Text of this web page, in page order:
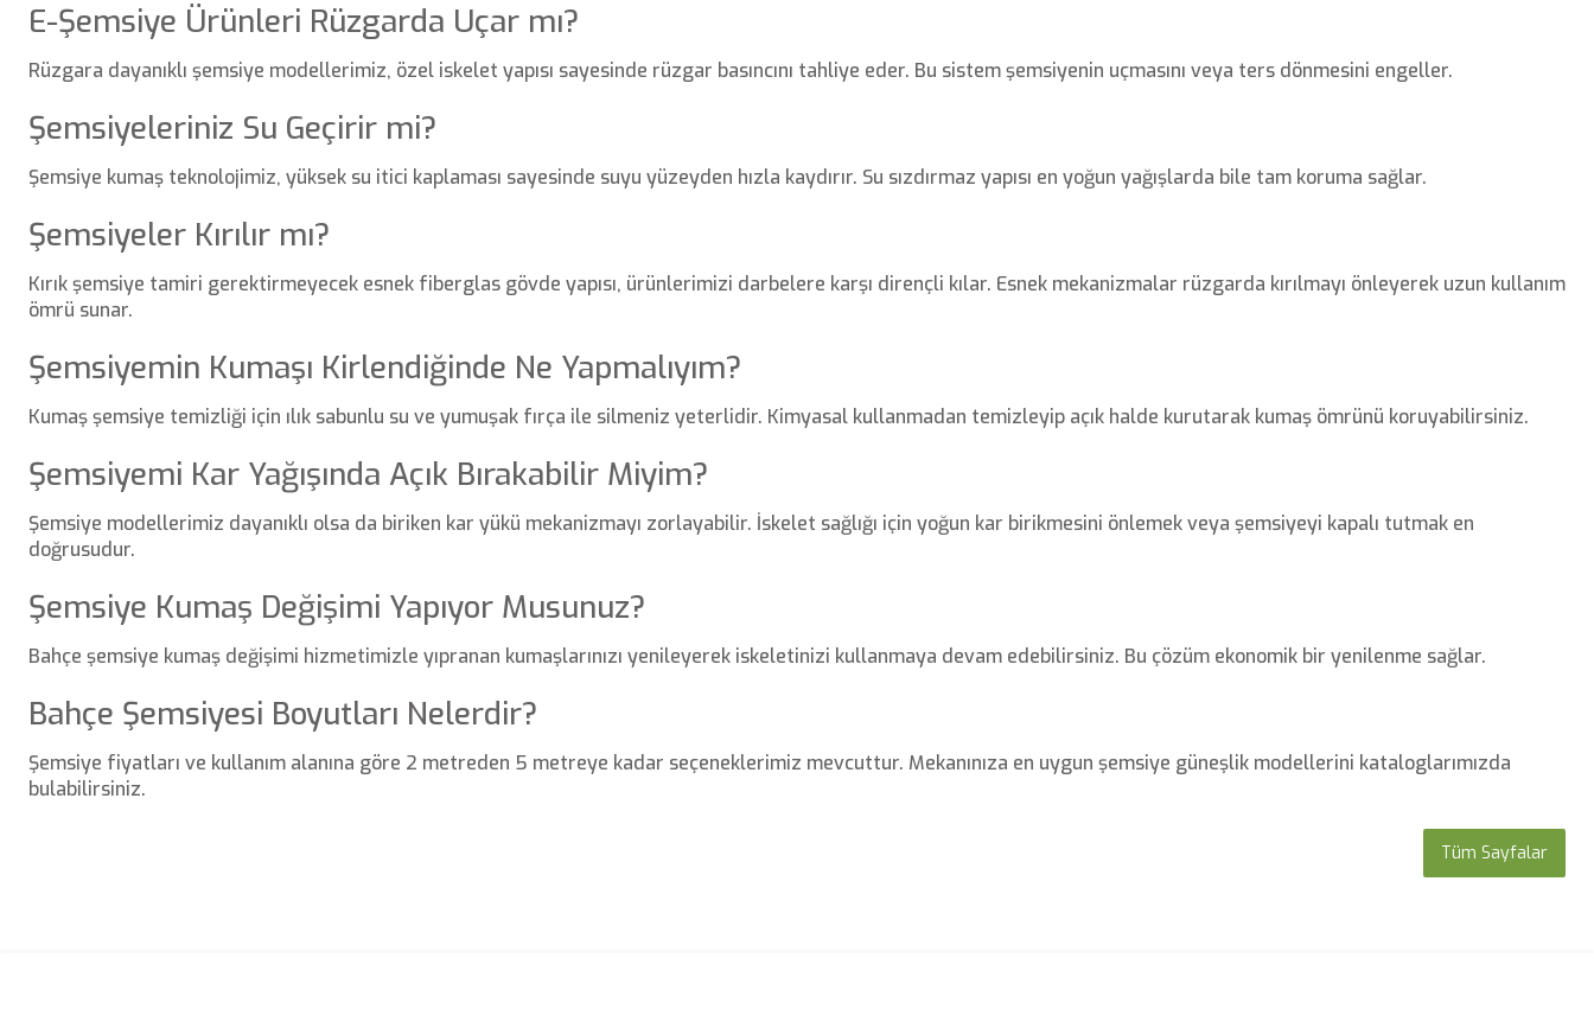
E-Şemsiye Ürünleri Rüzgarda Uçar mı?
Rüzgara dayanıklı şemsiye modellerimiz, özel iskelet yapısı sayesinde rüzgar basıncını tahliye eder. Bu sistem şemsiyenin uçmasını veya ters dönmesini engeller.
Şemsiyeleriniz Su Geçirir mi?
Şemsiye kumaş teknolojimiz, yüksek su itici kaplaması sayesinde suyu yüzeyden hızla kaydırır. Su sızdırmaz yapısı en yoğun yağışlarda bile tam koruma sağlar.
Şemsiyeler Kırılır mı?
Kırık şemsiye tamiri gerektirmeyecek esnek fiberglas gövde yapısı, ürünlerimizi darbelere karşı dirençli kılar. Esnek mekanizmalar rüzgarda kırılmayı önleyerek uzun kullanım
ömrü sunar.
Şemsiyemin Kumaşı Kirlendiğinde Ne Yapmalıyım?
Kumaş şemsiye temizliği için ılık sabunlu su ve yumuşak fırça ile silmeniz yeterlidir. Kimyasal kullanmadan temizleyip açık halde kurutarak kumaş ömrünü koruyabilirsiniz.
Şemsiyemi Kar Yağışında Açık Bırakabilir Miyim?
Şemsiye modellerimiz dayanıklı olsa da biriken kar yükü mekanizmayı zorlayabilir. İskelet sağlığı için yoğun kar birikmesini önlemek veya şemsiyeyi kapalı tutmak en
doğrusudur.
Şemsiye Kumaş Değişimi Yapıyor Musunuz?
Bahçe şemsiye kumaş değişimi hizmetimizle yıpranan kumaşlarınızı yenileyerek iskeletinizi kullanmaya devam edebilirsiniz. Bu çözüm ekonomik bir yenilenme sağlar.
Bahçe Şemsiyesi Boyutları Nelerdir?
Şemsiye fiyatları ve kullanım alanına göre 2 metreden 5 metreye kadar seçeneklerimiz mevcuttur. Mekanınıza en uygun şemsiye güneşlik modellerini kataloglarımızda
bulabilirsiniz.
Tüm Sayfalar